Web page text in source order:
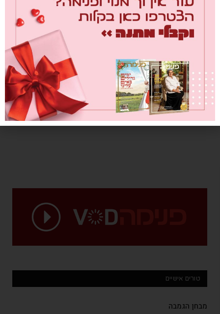
שמור בדפדפן זה את השם, האימייל והאתר שלי לפעם הבאה שאגיב.
טורים אישיים
מבחן הגמבה